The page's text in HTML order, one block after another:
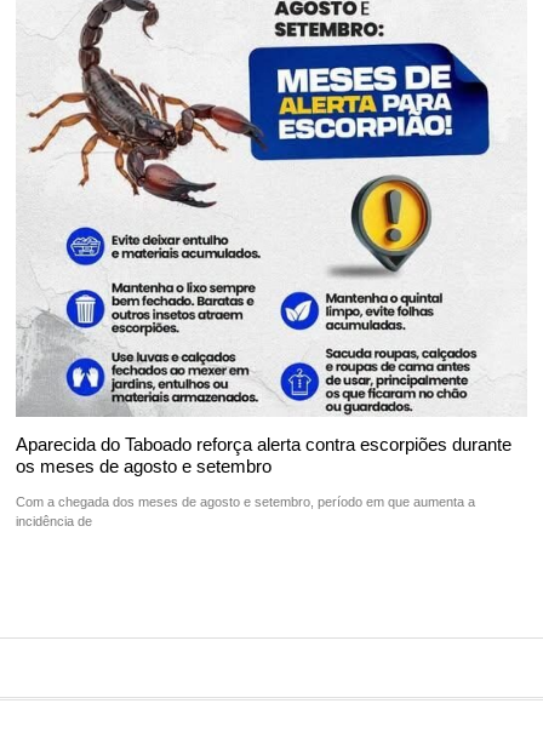
Aparecida do Taboado reforça alerta contra escorpiões durante
os meses de agosto e setembro
Com a chegada dos meses de agosto e setembro, período em que aumenta a
incidência de